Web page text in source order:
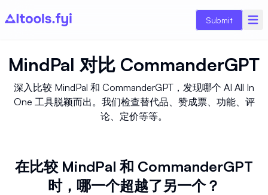
Submit
MindPal 对比 CommanderGPT
深入比较 MindPal 和 CommanderGPT，发现哪个 AI All In
One 工具脱颖而出。我们检查替代品、赞成票、功能、评
论、定价等等。
在比较 MindPal 和 CommanderGPT
时，哪一个超越了另一个？